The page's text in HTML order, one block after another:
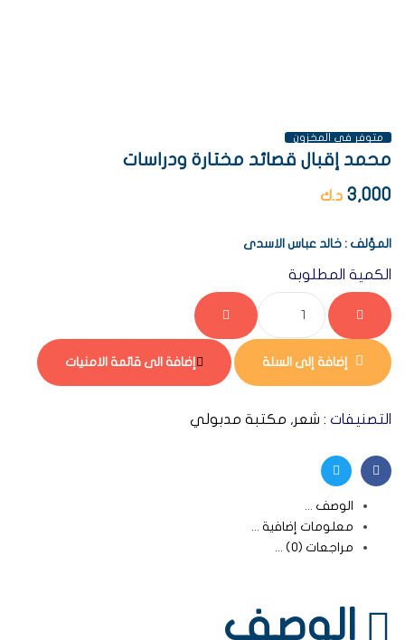
متوفر فى المخزون
محمد إقبال قصائد مختارة ودراسات
3,000 د.ك
المؤلف : خالد عباس الاسدى
الكمية المطلوبة
إضافة إلى السلة إضافة الى قائمة الامنيات
التصنيفات : شعر, مكتبة مدبولي
Facebook
Twitter
الوصف
معلومات إضافية
مراجعات (0)
الوصف